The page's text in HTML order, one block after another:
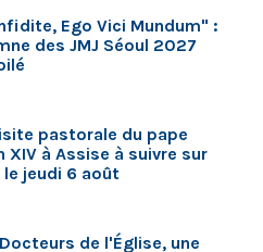
Ego Vici Mundum" :
des JMJ Séoul 2027
pastorale du pape
XIV à Assise à suivre sur
le jeudi 6 août
de l'Église, une